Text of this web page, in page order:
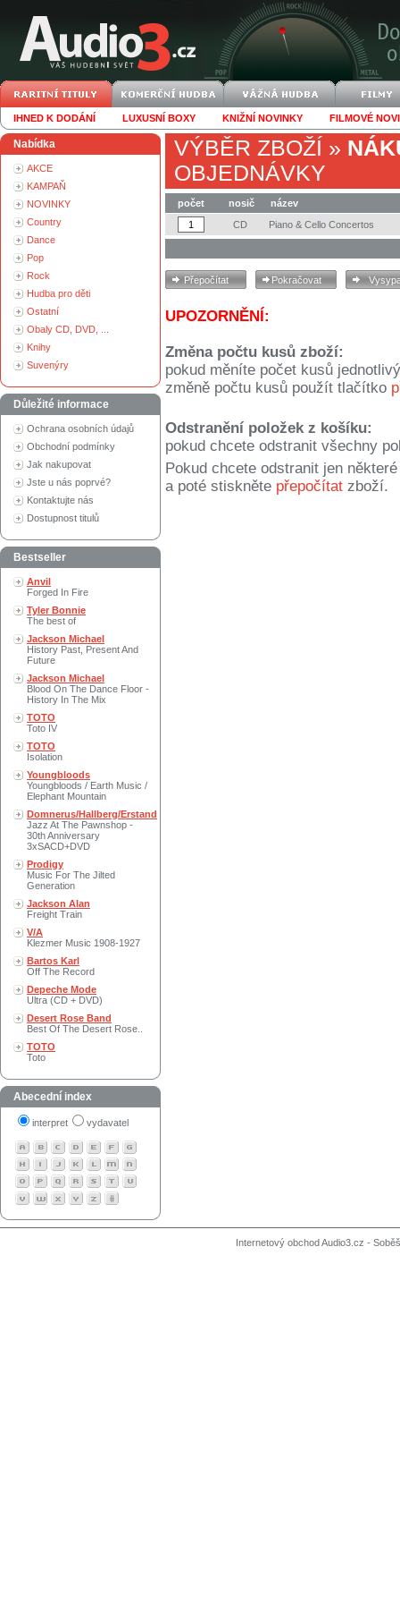
IHNED K DODÁNÍ LUXUSNÍ BOXY KNIŽNÍ NOVINKY FILMOVÉ
Nabídka
AKCE
KAMPAŇ
NOVINKY
Country
Dance
Pop
Rock
Hudba pro děti
Ostatní
Obaly CD, DVD, ...
Knihy
Suvenýry
Důležité informace
Ochrana osobních údajů
Obchodní podmínky
Jak nakupovat
Jste u nás poprvé?
Kontaktujte nás
Dostupnost titulů
Bestseller
Anvil
Forged In Fire
Tyler Bonnie
The best of
Jackson Michael
History Past, Present And
Future
Jackson Michael
Blood On The Dance Floor -
History In The Mix
TOTO
Toto IV
TOTO
Isolation
Youngbloods
Youngbloods / Earth Music /
Elephant Mountain
Domnerus/Hallberg/Erstand
Jazz At The Pawnshop -
30th Anniversary
3xSACD+DVD
Prodigy
Music For The Jilted
Generation
Jackson Alan
Freight Train
V/A
Klezmer Music 1908-1927
Bartos Karl
Off The Record
Depeche Mode
Ultra (CD + DVD)
Desert Rose Band
Best Of The Desert Rose..
TOTO
Toto
Abecední index
interpret vydavatel
VÝBĚR ZBOŽÍ »
OBJEDNÁVKY
počet nosič
název
CD
Piano & Cello Concertos
UPOZORNĚNÍ:
Změna počtu kusů zboží:
pokud měníte počet kusů
změně počtu kusů použít tlačítko
Odstranění položek z košíku:
pokud chcete odstranit všechny
Pokud chcete odstranit jen
a poté stiskněte přepočítat zboží.
Internetový obchod Audio3.cz -